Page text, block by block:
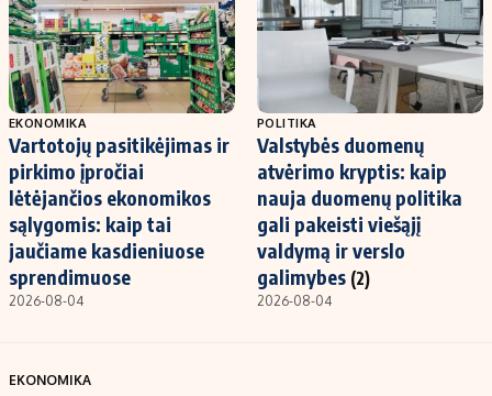
EKONOMIKA
Vartotojų pasitikėjimas ir
pirkimo įpročiai
lėtėjančios ekonomikos
sąlygomis: kaip tai
jaučiame kasdieniuose
sprendimuose
2026-08-04
POLITIKA
Valstybės duomenų
atvėrimo kryptis: kaip
nauja duomenų politika
gali pakeisti viešąjį
valdymą ir verslo
galimybes (2)
2026-08-04
EKONOMIKA